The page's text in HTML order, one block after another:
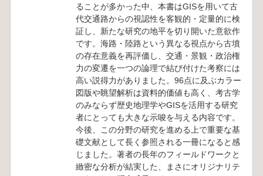
ることが多かった中、本書はGISを用いて古
代交通路からの視認性を客観的・定量的に検
証し、新たな研究の地平を切り開いた意欲作
です。海路・陸路という異なる視点から古墳
の存在意義を再評価し、交通・景観・政治権
力の変遷を一つの論理で結び付けた考察には
高い説得力がありました。96点に及ぶカラー
図版や眺望解析は資料的価値も高く、考古学
のみならず歴史地理学やGISを活用する研究
者にとっても大きな示唆を与える内容です。
今後、この分野の研究を進める上で重要な基
礎文献として長く参照される一冊になると感
じました。著者の長年のフィールドワークと
緻密な分析が結実した、まさにオリジナリテ